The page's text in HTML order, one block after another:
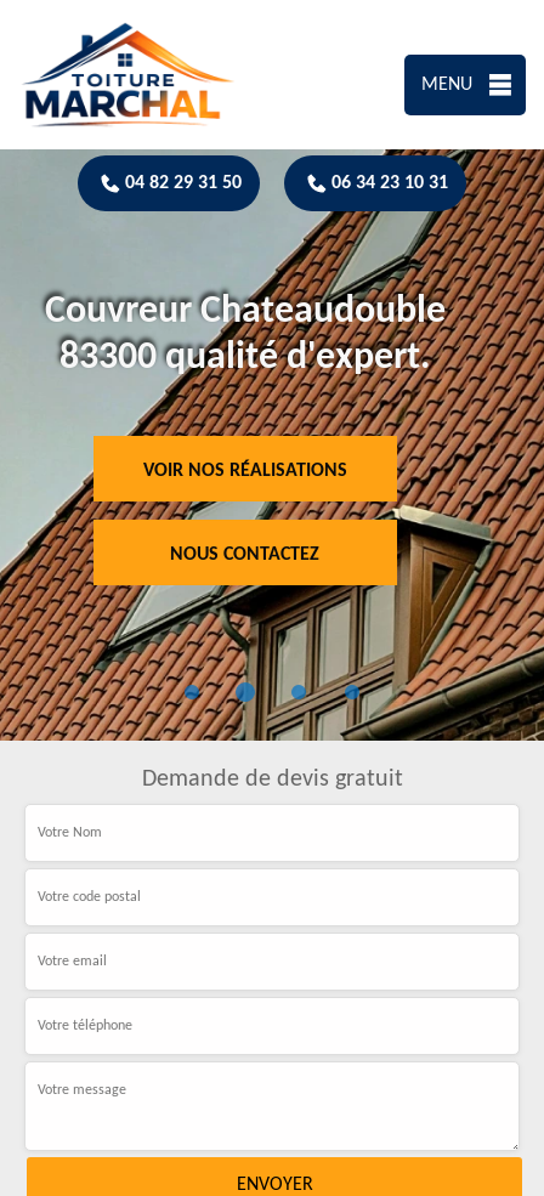
MENU
04 82 29 31 50 06 34 23 10 31
Couvreur Chateaudouble
83300 qualité d'expert.
VOIR NOS RÉALISATIONS
NOUS CONTACTEZ
Demande de devis gratuit